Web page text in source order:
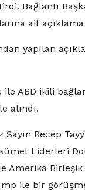
Bağlantı
ait açıklama
yapılan
ABD ikili
alındı.
Sayın Recep
Liderleri
Amerika
ile bir